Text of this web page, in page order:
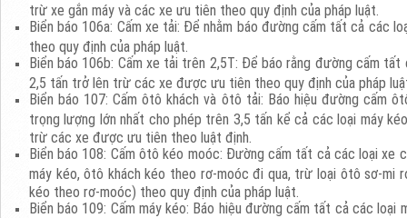
trừ xe gắn máy và các xe ưu tiên theo quy định của pháp luật.
Biển báo 106a: Cấm xe tải: Để nhằm báo đường cấm tất cả các
theo quy định của pháp luật.
Biển báo 106b: Cấm xe tải trên 2,5T: Để báo rằng đường cấm
2,5 tấn trở lên trừ các xe được ưu tiên theo quy định của pháp
Biển báo 107: Cấm ôtô khách và ôtô tải: Báo hiệu đường cấm
trọng lượng lớn nhất cho phép trên 3,5 tấn kể cả các loại máy
trừ các xe được ưu tiên theo luật định.
Biển báo 108: Cấm ôtô kéo moóc: Đường cấm tất cả các loại xe
máy kéo, ôtô khách kéo theo rơ-moóc đi qua, trừ loại ôtô sơ-mi
kéo theo rơ-moóc) theo quy định của pháp luật.
Biển báo 109: Cấm máy kéo: Báo hiệu đường cấm tất cả các loại